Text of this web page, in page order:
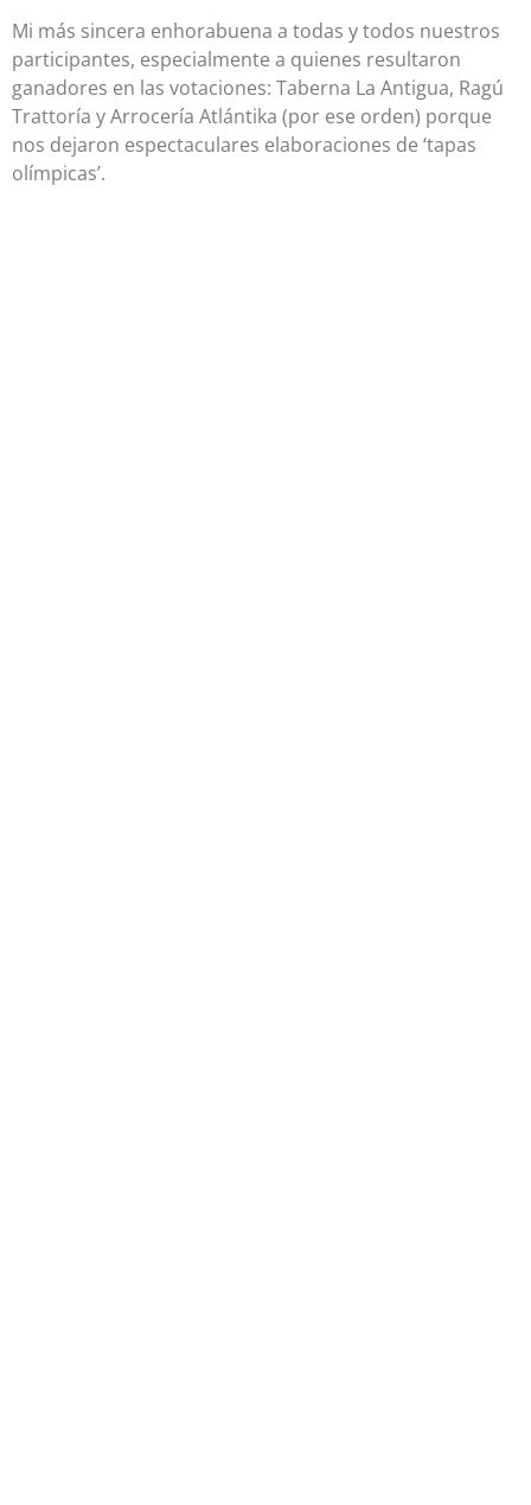
Mi más sincera enhorabuena a todas y todos nuestros
participantes, especialmente a quienes resultaron
ganadores en las votaciones: Taberna La Antigua, Ragú
Trattoría y Arrocería Atlántika (por ese orden) porque
nos dejaron espectaculares elaboraciones de ‘tapas
olímpicas’.